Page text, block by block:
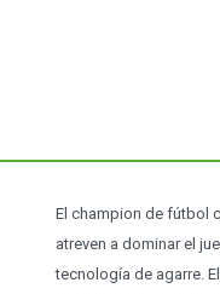
El champion de fútbol
atreven a dominar el
tecnología de agarre.